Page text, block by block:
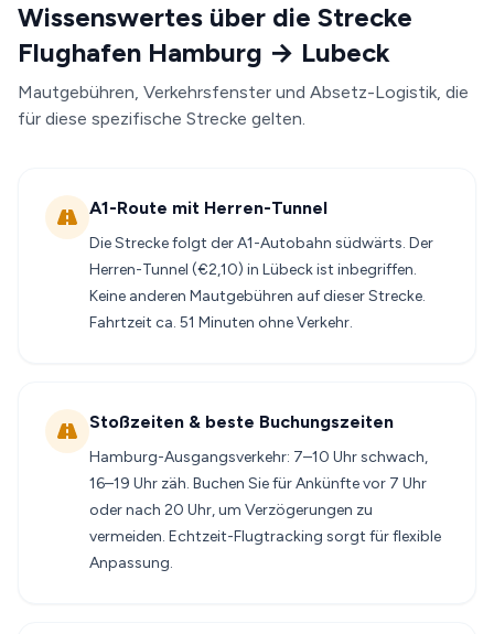
Wissenswertes über die Strecke
Flughafen Hamburg → Lubeck
Mautgebühren, Verkehrsfenster und Absetz-Logistik, die
für diese spezifische Strecke gelten.
A1-Route mit Herren-Tunnel
Die Strecke folgt der A1-Autobahn südwärts. Der
Herren-Tunnel (€2,10) in Lübeck ist inbegriffen.
Keine anderen Mautgebühren auf dieser Strecke.
Fahrtzeit ca. 51 Minuten ohne Verkehr.
Stoßzeiten & beste Buchungszeiten
Hamburg-Ausgangsverkehr: 7–10 Uhr schwach,
16–19 Uhr zäh. Buchen Sie für Ankünfte vor 7 Uhr
oder nach 20 Uhr, um Verzögerungen zu
vermeiden. Echtzeit-Flugtracking sorgt für flexible
Anpassung.